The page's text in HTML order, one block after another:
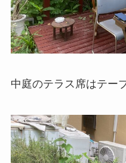
中庭のテラス席はテー